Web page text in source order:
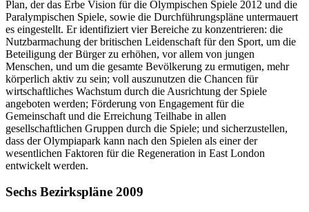
Plan, der das Erbe Vision für die Olympischen Spiele 2012 und die
Paralympischen Spiele, sowie die Durchführungspläne untermauert
es eingestellt. Er identifiziert vier Bereiche zu konzentrieren: die
Nutzbarmachung der britischen Leidenschaft für den Sport, um die
Beteiligung der Bürger zu erhöhen, vor allem von jungen
Menschen, und um die gesamte Bevölkerung zu ermutigen, mehr
körperlich aktiv zu sein; voll auszunutzen die Chancen für
wirtschaftliches Wachstum durch die Ausrichtung der Spiele
angeboten werden; Förderung von Engagement für die
Gemeinschaft und die Erreichung Teilhabe in allen
gesellschaftlichen Gruppen durch die Spiele; und sicherzustellen,
dass der Olympiapark kann nach den Spielen als einer der
wesentlichen Faktoren für die Regeneration in East London
entwickelt werden.
Sechs Bezirkspläne 2009